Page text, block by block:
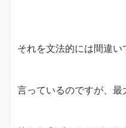
それを文法的には間違
言っているのですが、最